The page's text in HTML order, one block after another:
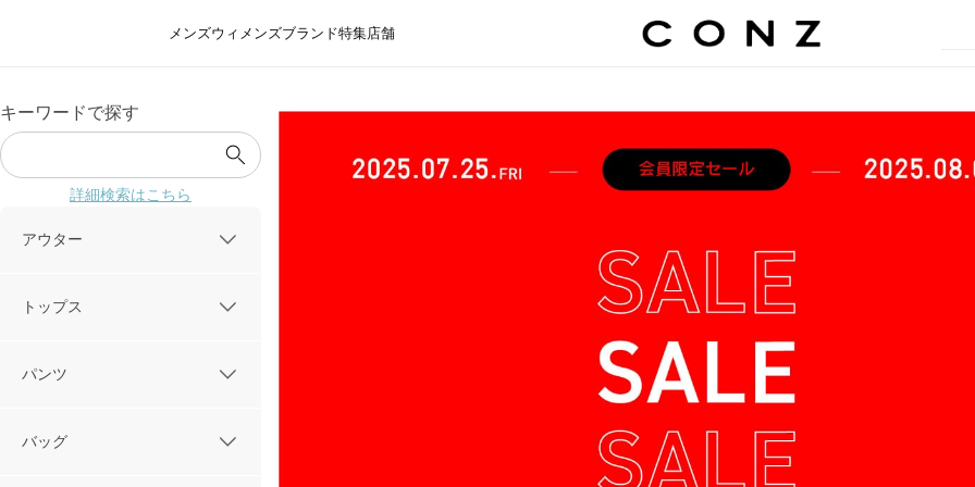
メンズウィメンズブランド特集店舗
キーワードで探す
詳細検索はこちら
アウター
トップス
パンツ
バッグ